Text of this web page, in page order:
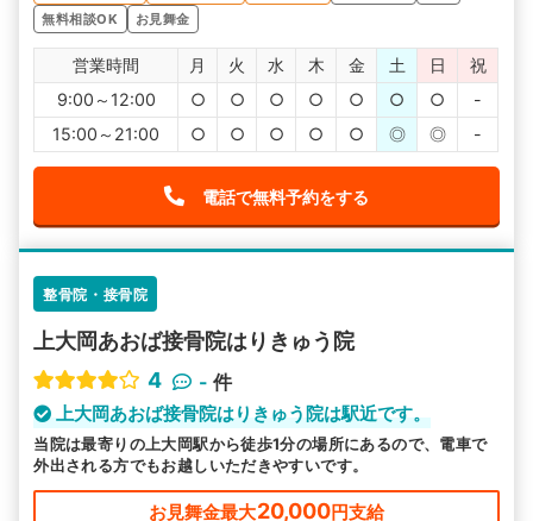
無料相談OK
お見舞金
営業時間 月 火 水 木 金 土 日
祝
9:00～12:00
○ ○ ○ ○ ○ ○ ○
-
15:00～21:00
○ ○ ○ ○ ○ ◎ ◎ -
電話で無料予約をする
整骨院・接骨院
上大岡あおば接骨院はりきゅう院
4
- 件
上大岡あおば接骨院はりきゅう院は駅近です。
当院は最寄りの上大岡駅から徒歩1分の場所にあるので、電車で
外出される方でもお越しいただきやすいです。
お見舞金最大20,000円支給